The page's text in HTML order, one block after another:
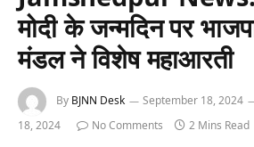
मोदी के जन्मदिन पर
मंडल ने विशेष महाआरती
By BJNN Desk September 18, 2024
18, 2024
No Comments 2 Mins Read